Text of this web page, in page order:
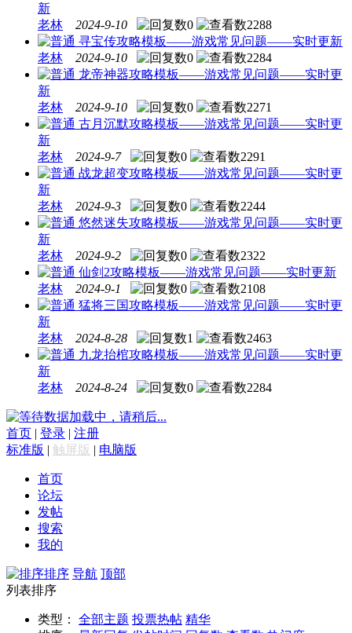
新
老林
2024-9-10 0
2288
寻宝传攻略模板——游戏常见问题——实时更新
老林
2024-9-10 0
2284
龙帝神器攻略模板——游戏常见问题——实时更
新
老林
2024-9-10 0
2271
古月沉默攻略模板——游戏常见问题——实时更
新
老林
2024-9-7 0
2291
战龙超变攻略模板——游戏常见问题——实时更
新
老林
2024-9-3 0
2244
悠然迷失攻略模板——游戏常见问题——实时更
新
老林
2024-9-2 0
2322
仙剑2攻略模板——游戏常见问题——实时更新
老林
2024-9-1 0
2108
猛将三国攻略模板——游戏常见问题——实时更
新
老林
2024-8-28 1
2463
九龙抬棺攻略模板——游戏常见问题——实时更
新
老林
2024-8-24 0 2284
数据加载中，请稍后...
首页 | 登录 | 注册
标准版 | 触屏版 | 电脑版
首页
论坛
发帖
搜索
我的
排序 导航 顶部
列表排序
类型： 全部主题 投票热帖 精华